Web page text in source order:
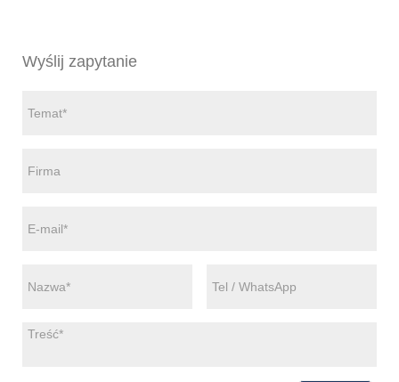
Wyślij zapytanie